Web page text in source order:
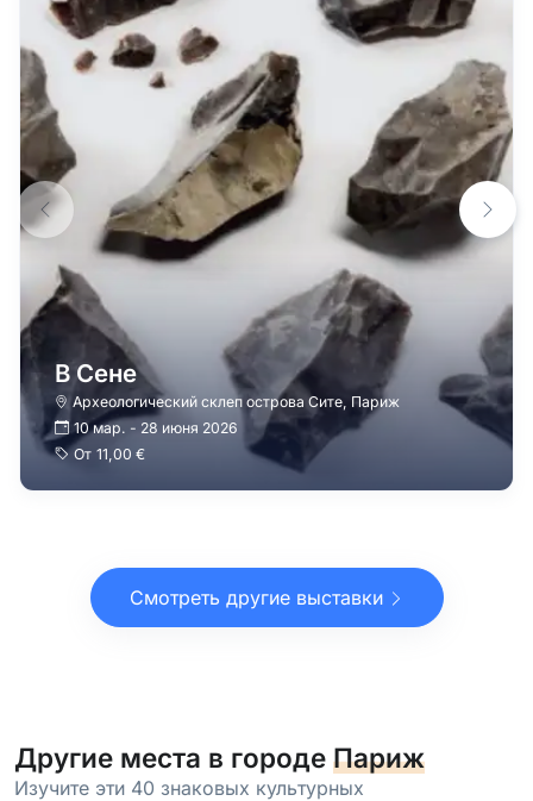
В Сене
Археологический склеп острова Сите, Париж
10 мар. - 28 июня 2026
От 11,00 €
Смотреть другие выставки
Другие места в городе Париж
Изучите эти 40 знаковых культурных